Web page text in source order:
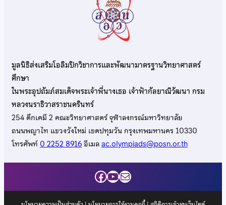
มูลนิธิส่งเสริมโอลิมปิกวิชาการและพัฒนามาตรฐานวิทยาศาสตร์
ศึกษา
ในพระอุปถัมภ์สมเด็จพระเจ้าพี่นางเธอ เจ้าฟ้ากัลยาณิวัฒนา กรม
หลวงนราธิวาสราชนครินทร์
254 ตึกเคมี 2 คณะวิทยาศาสตร์ จุฬาลงกรณ์มหาวิทยาลัย
ถนนพญาไท แขวงวังใหม่ เขตปทุมวัน กรุงเทพมหานคร 10330
โทรศัพท์0 2252 8916อีเมลac.olympiads@posn.or.th
Facebook
YouTube
Mail